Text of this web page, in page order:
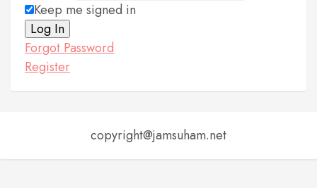
Keep me signed in
Log In
Forgot Password
Register
copyright@jamsuham.net